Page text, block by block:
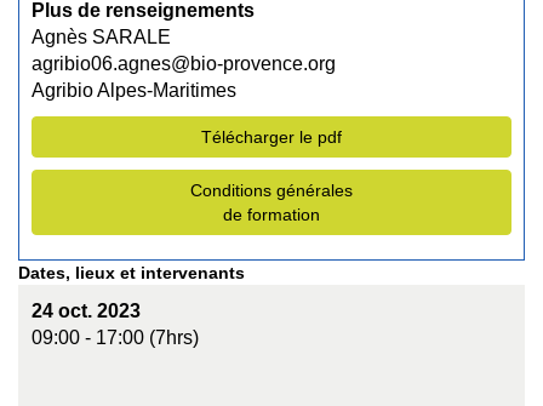
Plus de renseignements
Agnès SARALE
agribio06.agnes@bio-provence.org
Agribio Alpes-Maritimes
Télécharger le pdf
Conditions générales
de formation
Dates, lieux et intervenants
24 oct. 2023
09:00 - 17:00 (7hrs)